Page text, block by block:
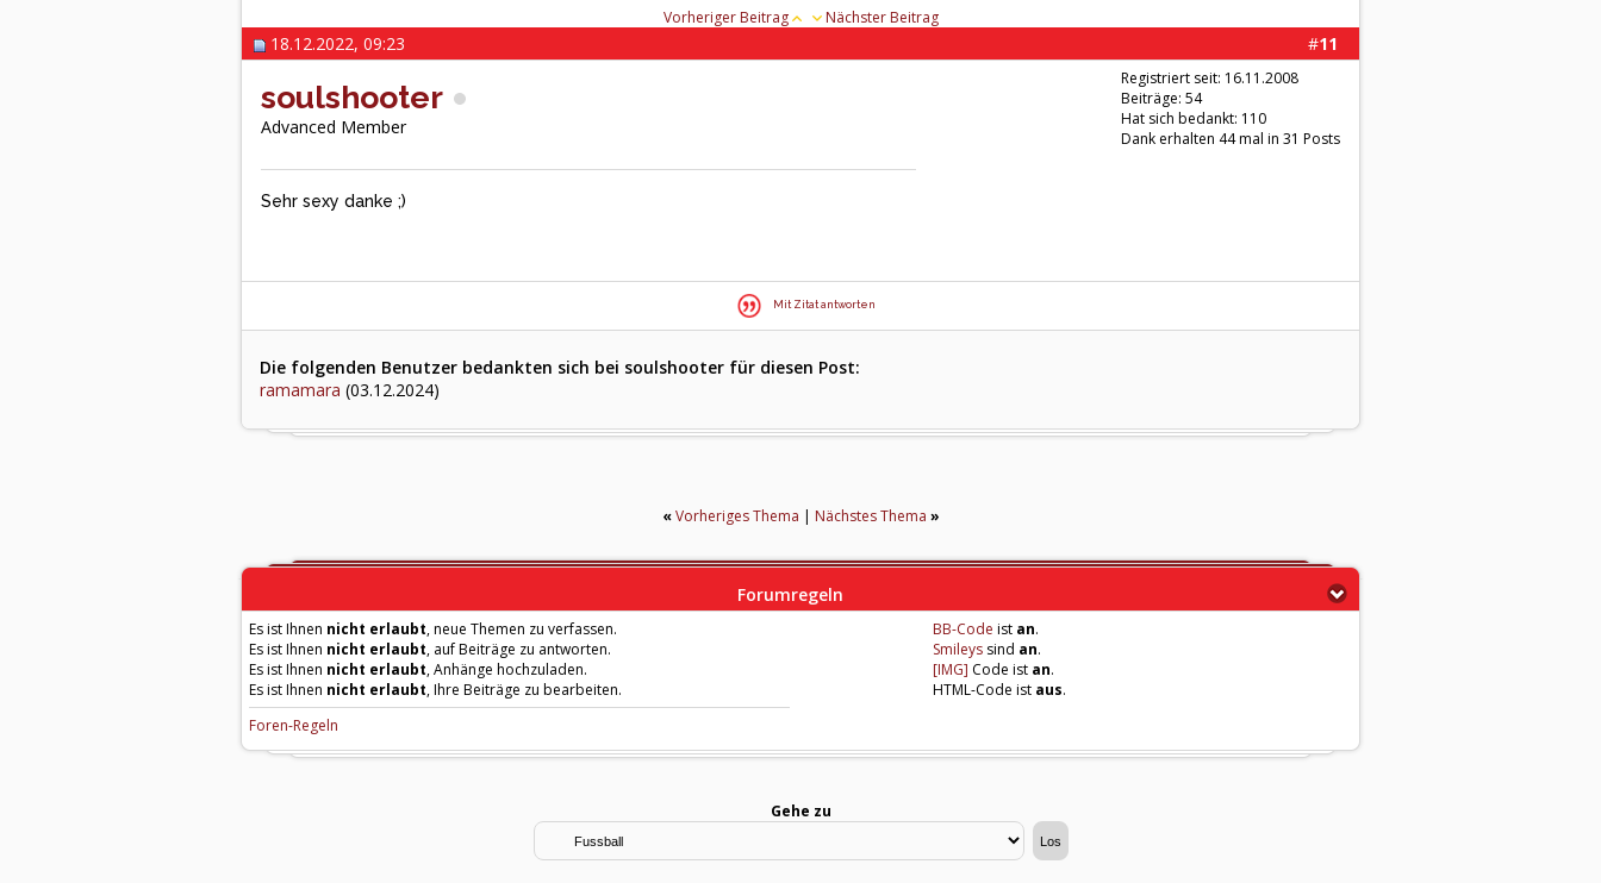
12:14
Domme Ramone
soulshooterSehr sexy danke ;)18.12.2022,09:23
lucky64
Sehr sehr geiler Arsch....
ferdibier58Manchmal kann man(n) dem...
nario04 netter Tanga
Vorheriger Beitrag Nächster Beitrag
#11
18.12.2022, 09:23
soulshooter
Advanced Member
Registriert seit: 16.11.2008
Beiträge: 54
Hat sich bedankt: 110
Dank erhalten 44 mal in 31 Posts
Sehr sexy danke ;)
Mit Zitat antworten
Die folgenden Benutzer bedankten sich bei soulshooter für diesen Post:
ramamara (03.12.2024)
« Vorheriges Thema | Nächstes Thema »
Forumregeln
Es ist Ihnen nicht erlaubt, neue Themen zu verfassen.
Es ist Ihnen nicht erlaubt, auf Beiträge zu antworten.
Es ist Ihnen nicht erlaubt, Anhänge hochzuladen.
Es ist Ihnen nicht erlaubt, Ihre Beiträge zu bearbeiten.
Foren-Regeln
BB-Code ist an.
Smileys sind an.
[IMG] Code ist an.
HTML-Code ist aus.
Gehe zu